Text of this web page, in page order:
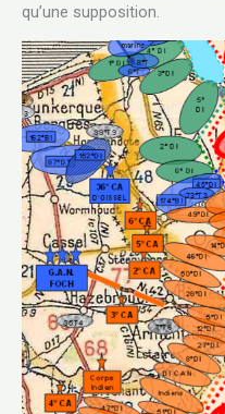
qu’une supposition.